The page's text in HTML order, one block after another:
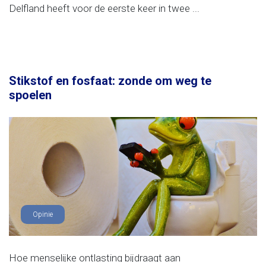
Delfland heeft voor de eerste keer in twee ...
Stikstof en fosfaat: zonde om weg te
spoelen
Opinie
Hoe menselijke ontlasting bijdraagt aan